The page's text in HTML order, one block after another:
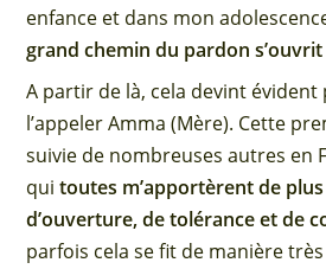
enfance et dans mon
grand chemin du pardon
A partir de là, cela devint
l’appeler Amma (Mère). Cette
suivie de nombreuses autres en
quitoutes m’apportèrent de
d’ouverture, de tolérance et de
parfois cela se fit de manière